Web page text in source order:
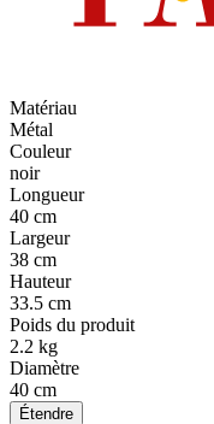
Matériau
Métal
Couleur
noir
Longueur
40 cm
Largeur
38 cm
Hauteur
33.5 cm
Poids du produit
2.2 kg
Diamètre
40 cm
Étendre